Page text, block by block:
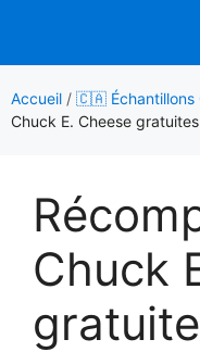
contenu
Accueil / 🇨🇦 Échantillons
Chuck E. Cheese gratuites
Chuck